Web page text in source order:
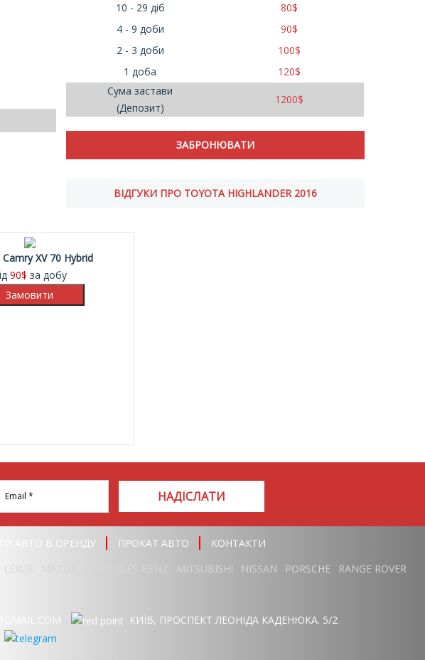
10 - 29 діб
80$
4 - 9 доби
90$
2 - 3 доби
100$
1 доба
120$
Сума застави
(Депозит)
1200$
ВІДГУКИ ПРО TOYOTA HIGHLANDER 2016
XV 70 Hybrid
90$ за добу
НАДІСЛАТИ
АВТО В ОРЕНДУ ПРОКАТ АВТО
КОНТАКТИ
LEXUS MITSUBISHI NISSAN PORSCHE
RANGE ROVER
КИЇВ, ПРОСПЕКТ ЛЕОНІДА КАДЕНЮКА. 5/2